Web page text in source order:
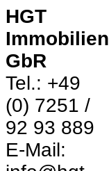
HGT
Immobilien
GbR
Tel.: +49
(0) 7251 /
92 93 889
E-Mail: